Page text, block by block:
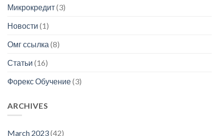
Микрокредит(3)
Новости (1)
Омг ссылка (8)
Статьи (16)
Форекс Обучение(3)
ARCHIVES
March 2023(42)